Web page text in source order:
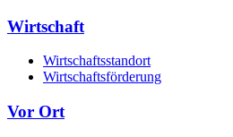
Wirtschaft
Wirtschaftsstandort
Wirtschaftsförderung
Vor Ort